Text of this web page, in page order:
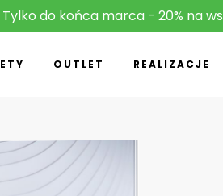
Tylko do końca marca - 20% na
OUTLET REALIZACJE